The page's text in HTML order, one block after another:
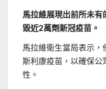
馬拉維展現出前所未
毀近2萬劑新冠疫苗。
馬拉維衛生當局表示
斯利康疫苗，以確保公
性。